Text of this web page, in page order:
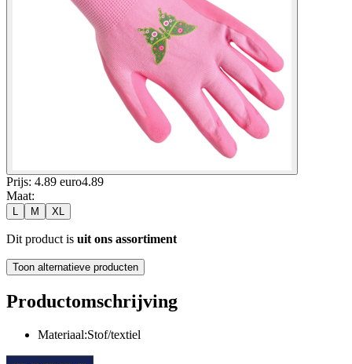
Prijs: 4.89 euro4.89
Maat:
M XL
Dit product is uit ons assortiment
Toon alternatieve producten
Productomschrijving
Materiaal:Stof/textiel